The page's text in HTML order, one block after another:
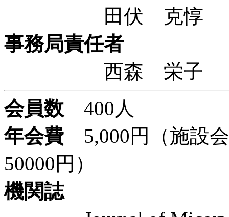
田伏 克
事務局責任者
西森 栄
会員数 400人
年会費 5,000円（施設
50000円）
機関誌